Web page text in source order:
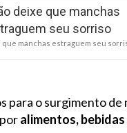
que manchas estraguem seu
para o surgimento de
alimentos,